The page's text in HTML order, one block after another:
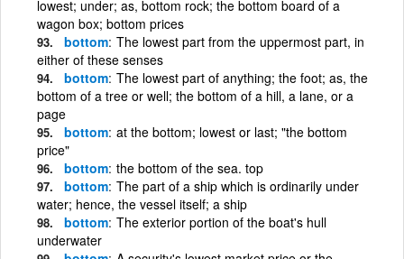
lowest; under; as, bottom rock; the bottom board of a
wagon box; bottom prices
bottom The lowest part from the uppermost part, in
either of these senses
bottom The lowest part of anything; the foot; as, the
bottom of a tree or well; the bottom of a hill, a lane, or a
page
bottom at the bottom; lowest or last; "the bottom
price"
bottom the bottom of the sea. top
bottom The part of a ship which is ordinarily under
water; hence, the vessel itself; a ship
bottom The exterior portion of the boat's hull
underwater